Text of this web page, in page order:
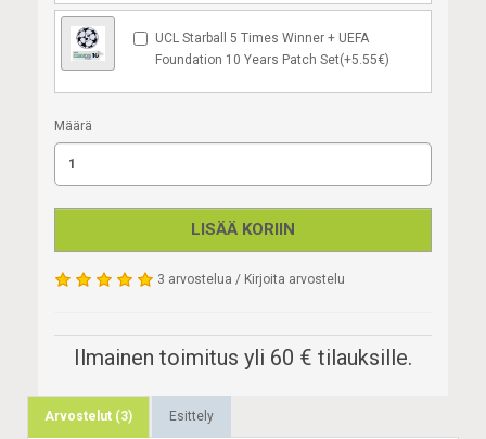
UCL Starball 5 Times Winner + UEFA
Foundation 10 Years Patch Set(+5.55€)
Määrä
LISÄÄ KORIIN
3 arvostelua / Kirjoita arvostelu
Ilmainen toimitus yli 60 € tilauksille.
Arvostelut (3) Esittely